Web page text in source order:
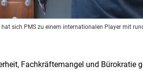
sich PMS zu einem internationalen Player mit
Fachkräftemangel und